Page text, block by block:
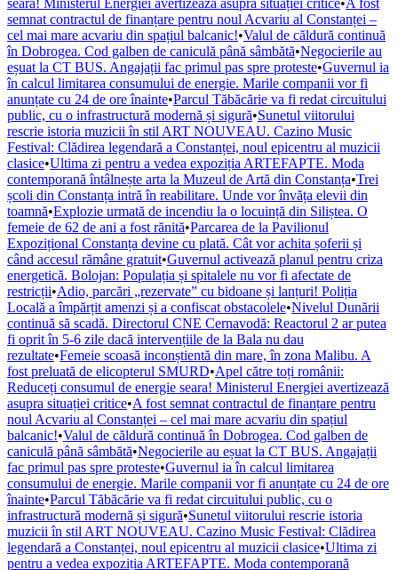
seara! Ministerul Energiei avertizează asupra situației critice•A fost
semnat contractul de finanțare pentru noul Acvariu al Constanței –
cel mai mare acvariu din spațiul balcanic!•Valul de căldură continuă
în Dobrogea. Cod galben de caniculă până sâmbătă•Negocierile au
eșuat la CT BUS. Angajații fac primul pas spre proteste•Guvernul ia
în calcul limitarea consumului de energie. Marile companii vor fi
anunțate cu 24 de ore înainte•Parcul Tăbăcărie va fi redat circuitului
public, cu o infrastructură modernă și sigură•Sunetul viitorului
rescrie istoria muzicii în stil ART NOUVEAU. Cazino Music
Festival: Clădirea legendară a Constanței, noul epicentru al muzicii
clasice•Ultima zi pentru a vedea expoziția ARTEFAPTE. Moda
contemporană întâlnește arta la Muzeul de Artă din Constanța•Trei
școli din Constanța intră în reabilitare. Unde vor învăța elevii din
toamnă•Explozie urmată de incendiu la o locuință din Siliștea. O
femeie de 62 de ani a fost rănită•Parcarea de la Pavilionul
Expozițional Constanța devine cu plată. Cât vor achita șoferii și
când accesul rămâne gratuit•Guvernul activează planul pentru criza
energetică. Bolojan: Populația și spitalele nu vor fi afectate de
restricții•Adio, parcări „rezervate” cu bidoane și lanțuri! Poliția
Locală a împărțit amenzi și a confiscat obstacolele•Nivelul Dunării
continuă să scadă. Directorul CNE Cernavodă: Reactorul 2 ar putea
fi oprit în 5-6 zile dacă intervențiile de la Bala nu dau
rezultate•Femeie scoasă inconștientă din mare, în zona Malibu. A
fost preluată de elicopterul SMURD•Apel către toți românii:
Reduceți consumul de energie seara! Ministerul Energiei avertizează
asupra situației critice•A fost semnat contractul de finanțare pentru
noul Acvariu al Constanței – cel mai mare acvariu din spațiul
balcanic!•Valul de căldură continuă în Dobrogea. Cod galben de
caniculă până sâmbătă•Negocierile au eșuat la CT BUS. Angajații
fac primul pas spre proteste•Guvernul ia în calcul limitarea
consumului de energie. Marile companii vor fi anunțate cu 24 de ore
înainte•Parcul Tăbăcărie va fi redat circuitului public, cu o
infrastructură modernă și sigură•Sunetul viitorului rescrie istoria
muzicii în stil ART NOUVEAU. Cazino Music Festival: Clădirea
legendară a Constanței, noul epicentru al muzicii clasice•Ultima zi
pentru a vedea expoziția ARTEFAPTE. Moda contemporană